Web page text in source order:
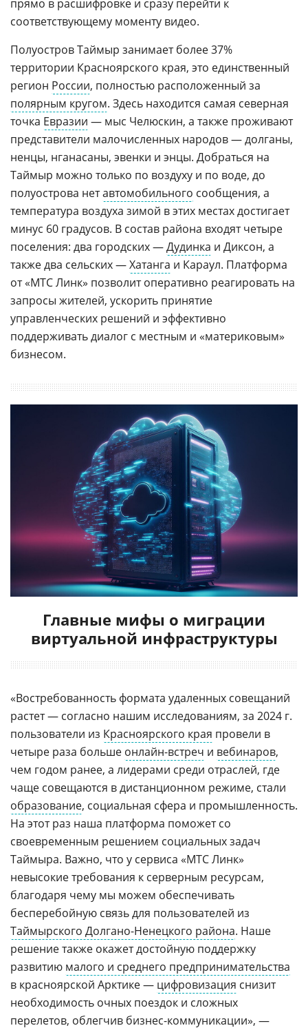
прямо в расшифровке и сразу перейти к
соответствующему моменту видео.
Полуостров Таймыр занимает более 37%
территории Красноярского края, это единственный
регион России, полностью расположенный за
полярным кругом. Здесь находится самая северная
точка Евразии — мыс Челюскин, а также проживают
представители малочисленных народов — долганы,
ненцы, нганасаны, эвенки и энцы. Добраться на
Таймыр можно только по воздуху и по воде, до
полуострова нетавтомобильного сообщения, а
температура воздуха зимой в этих местах достигает
минус 60 градусов. В состав района входят четыре
поселения: два городских —Дудинка и Диксон, а
также два сельских —Хатанга и Караул. Платформа
от «МТС Линк» позволит оперативно реагировать на
запросы жителей, ускорить принятие
управленческих решений и эффективно
поддерживать диалог с местным и «материковым»
бизнесом.
Главные мифы о миграции
виртуальной инфраструктуры
«Востребованность формата удаленных совещаний
растет — согласно нашим исследованиям, за 2024 г.
пользователи из Красноярского края провели в
четыре раза больше онлайн-встреч и вебинаров,
чем годом ранее, а лидерами среди отраслей, где
чаще совещаются в дистанционном режиме, стали
образование, социальная сфера и промышленность.
На этот раз наша платформа поможет со
своевременным решением социальных задач
Таймыра. Важно, что у сервиса «МТС Линк»
невысокие требования к серверным ресурсам,
благодаря чему мы можем обеспечивать
бесперебойную связь для пользователей из
Таймырского Долгано-Ненецкого района. Наше
решение также окажет достойную поддержку
развитию малого и среднего предпринимательства
в красноярской Арктике — цифровизация снизит
необходимость очных поездок и сложных
перелетов, облегчив бизнес-коммуникации», —